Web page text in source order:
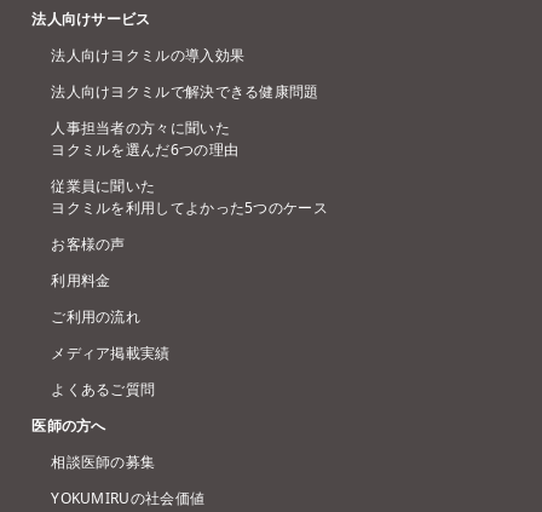
法人向けサービス
法人向けヨクミルの導入効果
法人向けヨクミルで解決できる健康問題
人事担当者の方々に聞いた
ヨクミルを選んだ6つの理由
従業員に聞いた
ヨクミルを利用してよかった5つのケース
お客様の声
利用料金
ご利用の流れ
メディア掲載実績
よくあるご質問
医師の方へ
相談医師の募集
YOKUMIRUの社会価値